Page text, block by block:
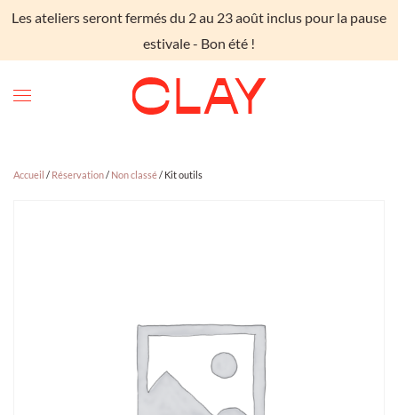
Les ateliers seront fermés du 2 au 23 août inclus pour la pause
estivale - Bon été !
Skip to main content
Accueil / Réservation/ Non classé/ Kit outils